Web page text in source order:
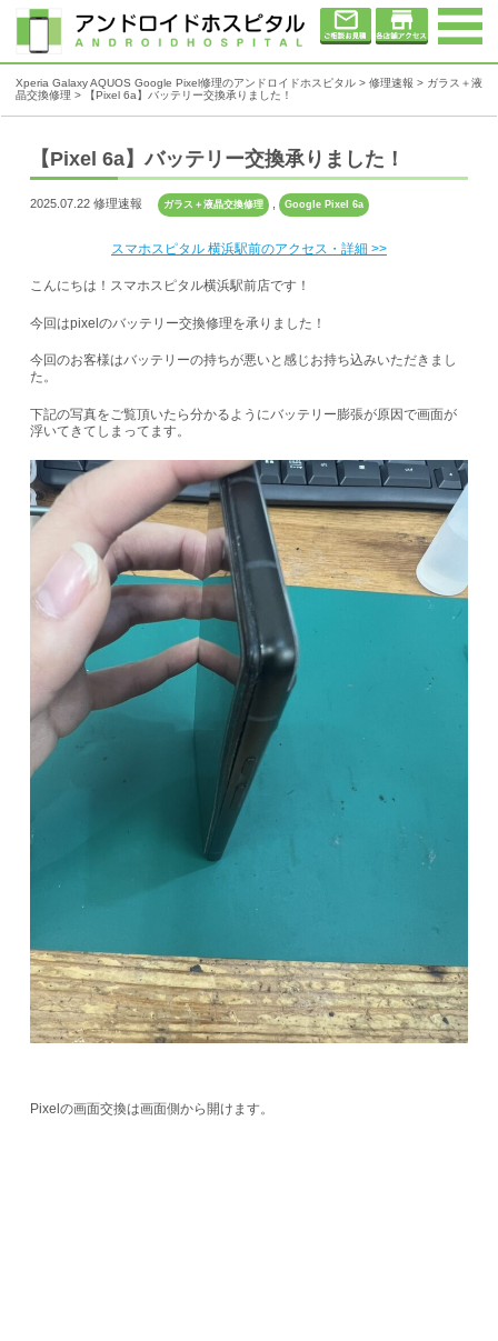
Xperia Galaxy AQUOS Google Pixel修理のアンドロイドホスピタル > 修理速報 > ガラス＋液
晶交換修理 > 【Pixel 6a】バッテリー交換承りました！
【Pixel 6a】バッテリー交換承りました！
2025.07.22 修理速報 ガラス＋液晶交換修理 , Google Pixel 6a
スマホスピタル 横浜駅前のアクセス・詳細 >>
こんにちは！スマホスピタル横浜駅前店です！
今回はpixelのバッテリー交換修理を承りました！
今回のお客様はバッテリーの持ちが悪いと感じお持ち込みいただきまし
た。
下記の写真をご覧頂いたら分かるようにバッテリー膨張が原因で画面が
浮いてきてしまってます。
Pixelの画面交換は画面側から開けます。